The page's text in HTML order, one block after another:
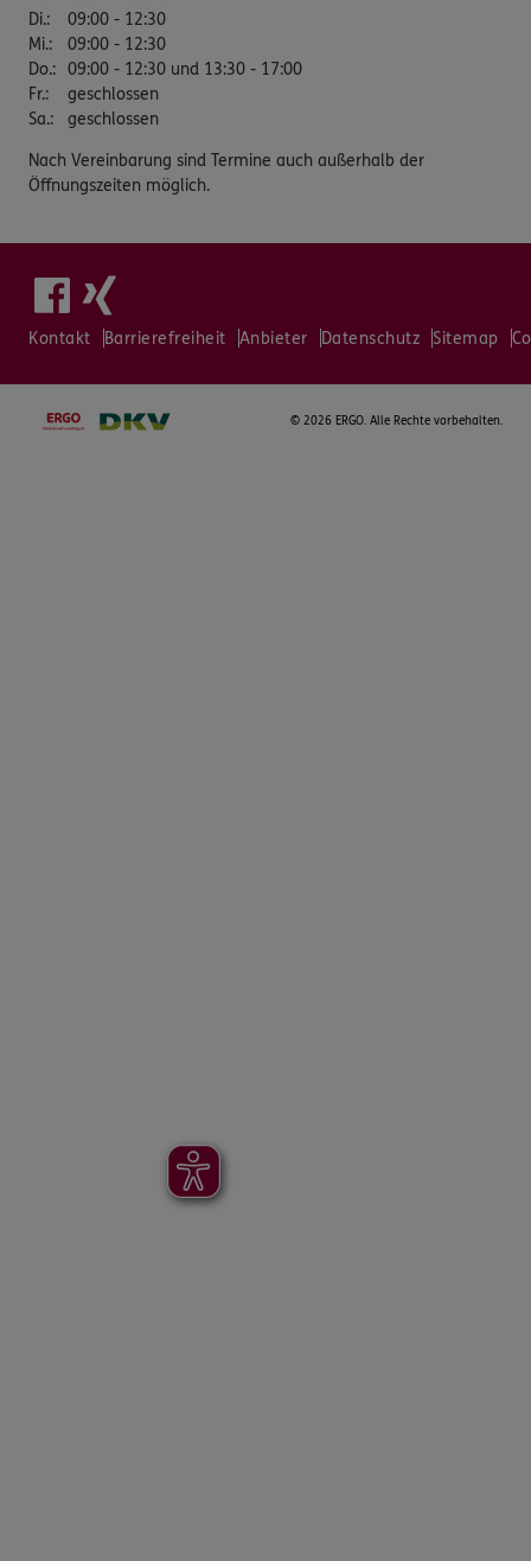
Di.:
09:00 - 12:30
Mi.:
09:00 - 12:30
Do.: 09:00 - 12:30 und 13:30 - 17:00
Fr.:
geschlossen
Sa.: geschlossen
Nach Vereinbarung sind Termine auch außerhalb der
Öffnungszeiten möglich.
Kontakt Barrierefreiheit Anbieter Datenschutz Sitemap
© 2026 ERGO. Alle Rechte vorbehalten.